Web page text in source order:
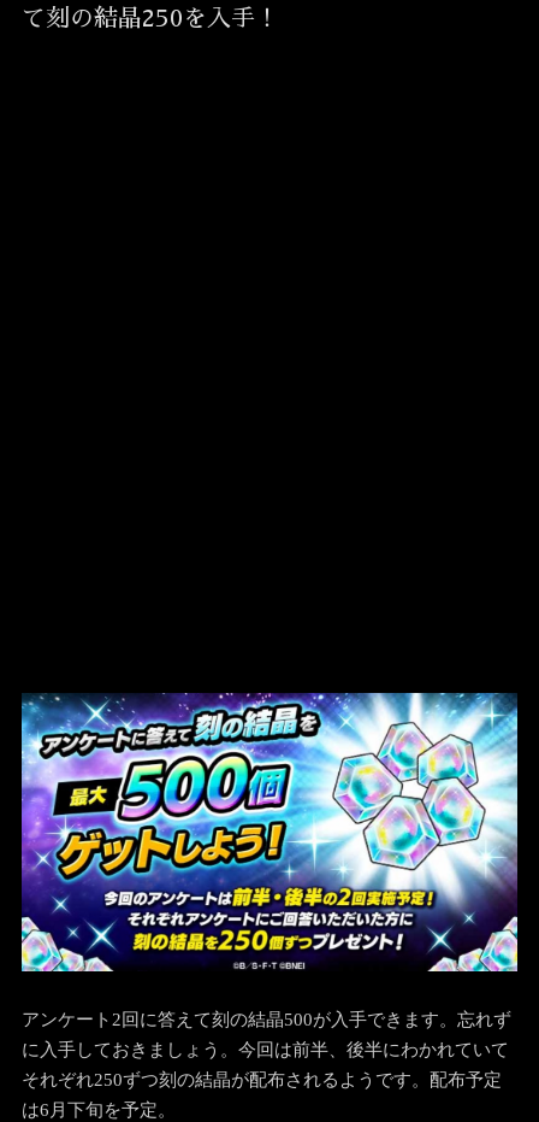
て刻の結晶250を入手！
アンケート2回に答えて刻の結晶500が入手できます。忘れず
に入手しておきましょう。今回は前半、後半にわかれていて
それぞれ250ずつ刻の結晶が配布されるようです。配布予定
は6月下旬を予定。